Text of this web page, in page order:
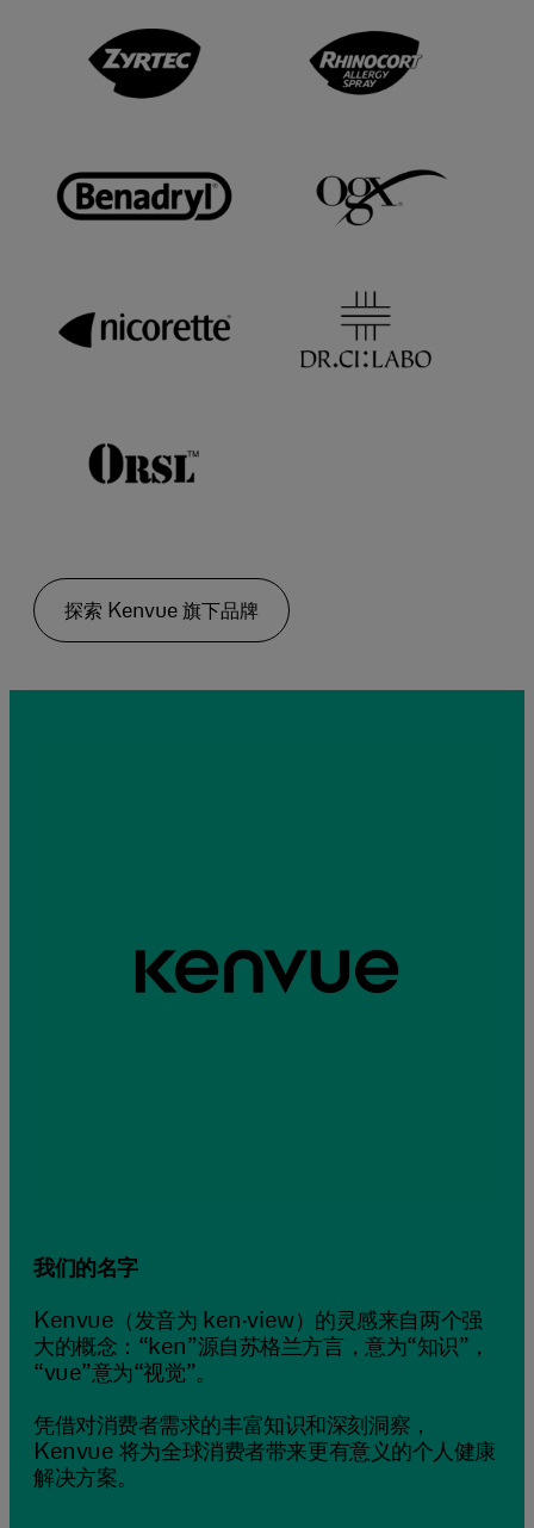
探索 Kenvue 旗下品牌
我们的名字
Kenvue（发音为 ken·view）的灵感来自两个强
大的概念：“ken”源自苏格兰方言，意为“知识”，
“vue”意为“视觉”。
凭借对消费者需求的丰富知识和深刻洞察，
Kenvue 将为全球消费者带来更有意义的个人健康
解决方案。